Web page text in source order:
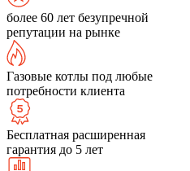
более 60 лет безупречной
репутации на рынке
Газовые котлы под любые
потребности клиента
Бесплатная расширенная
гарантия до 5 лет